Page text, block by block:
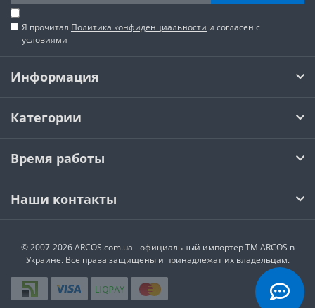
Я прочитал Политика конфиденциальности и согласен с
условиями
Информация
Категории
Время работы
Наши контакты
© 2007-2026 ARCOS.com.ua - официальный импортер ТМ ARCOS в
Украине. Все права защищены и принадлежат их владельцам.